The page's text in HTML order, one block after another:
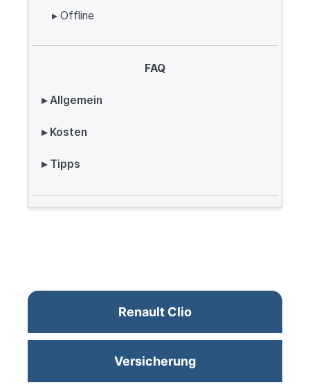
▸ Offline
FAQ
▸ Allgemein
▸ Kosten
▸ Tipps
Renault Clio
Versicherung